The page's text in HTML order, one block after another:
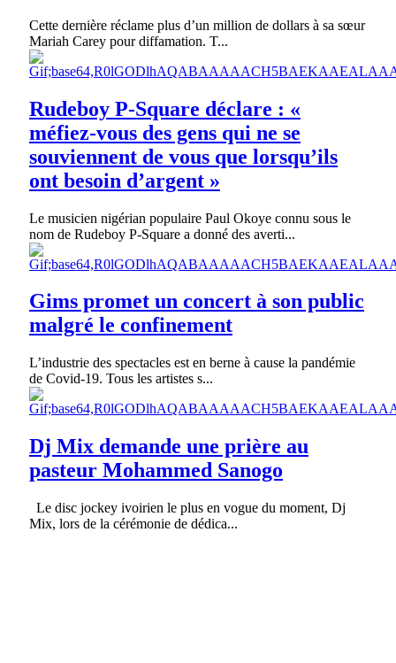
Cette dernière réclame plus d’un million de dollars à sa sœur
Mariah Carey pour diffamation. T...
Rudeboy P-Square déclare : «
méfiez-vous des gens qui ne se
souviennent de vous que lorsqu’ils
ont besoin d’argent »
Le musicien nigérian populaire Paul Okoye connu sous le
nom de Rudeboy P-Square a donné des averti...
Gims promet un concert à son public
malgré le confinement
L’industrie des spectacles est en berne à cause la pandémie
de Covid-19. Tous les artistes s...
Dj Mix demande une prière au
pasteur Mohammed Sanogo
Le disc jockey ivoirien le plus en vogue du moment, Dj
Mix, lors de la cérémonie de dédica...